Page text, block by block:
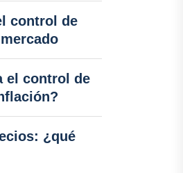
control de
el control de
¿qué